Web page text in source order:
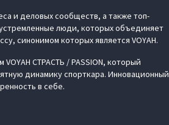
и деловых сообществ, а также топ-
люди, которых объединяет
синонимом которых является VOYAH.
СТРАСТЬ / PASSION, который
динамику спорткара. Инновационный
в себе.